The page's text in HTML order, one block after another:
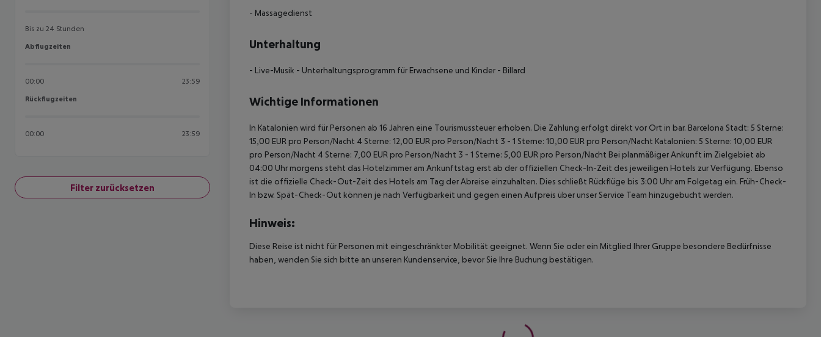
Bis zu 24 Stunden
Abflugzeiten
Abflugzeiten
00:00 23:59
Rückflugzeiten
Rückflugzeiten
00:00 23:59
Filter zurücksetzen
- Massagedienst
Unterhaltung
- Live-Musik - Unterhaltungsprogramm für Erwachsene und Kinder - Billard
Wichtige Informationen
In Katalonien wird für Personen ab 16 Jahren eine Tourismussteuer erhoben. Die Zahlung erfolgt direkt vor Ort in bar. Barcelona Stadt: 5 Sterne:
15,00 EUR pro Person/Nacht 4 Sterne: 12,00 EUR pro Person/Nacht 3 - 1 Sterne: 10,00 EUR pro Person/Nacht Katalonien: 5 Sterne: 10,00 EUR
pro Person/Nacht 4 Sterne: 7,00 EUR pro Person/Nacht 3 - 1 Sterne: 5,00 EUR pro Person/Nacht Bei planmäßiger Ankunft im Zielgebiet ab
04:00 Uhr morgens steht das Hotelzimmer am Ankunftstag erst ab der offiziellen Check-In-Zeit des jeweiligen Hotels zur Verfügung. Ebenso
ist die offizielle Check-Out-Zeit des Hotels am Tag der Abreise einzuhalten. Dies schließt Rückflüge bis 3:00 Uhr am Folgetag ein. Früh-Check-
In bzw. Spät-Check-Out können je nach Verfügbarkeit und gegen einen Aufpreis über unser Service Team hinzugebucht werden.
Hinweis:
Diese Reise ist nicht für Personen mit eingeschränkter Mobilität geeignet. Wenn Sie oder ein Mitglied Ihrer Gruppe besondere Bedürfnisse
haben, wenden Sie sich bitte an unseren Kundenservice, bevor Sie Ihre Buchung bestätigen.